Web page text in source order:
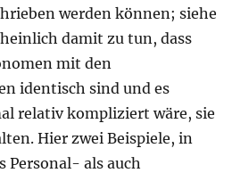
werden können; siehe
damit zu tun, dass
mit den
identisch sind und es
relativ kompliziert wäre, sie
Hier zwei Beispiele, in
Personal- als auch